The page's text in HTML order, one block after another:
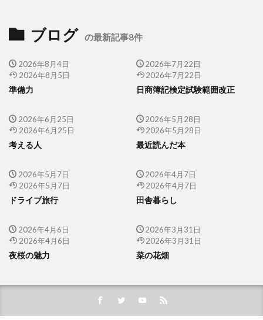
ブログ の最新記事8件
2026年8月4日
2026年8月5日
準備力
2026年7月22日
2026年7月22日
日商簿記検定試験範囲改正
2026年6月25日
2026年6月25日
考える人
2026年5月28日
2026年5月28日
最近読んだ本
2026年5月7日
2026年5月7日
ドライブ旅行
2026年4月7日
2026年4月7日
田舎暮らし
2026年4月6日
2026年4月6日
夜桜の魅力
2026年3月31日
2026年3月31日
菜の花畑